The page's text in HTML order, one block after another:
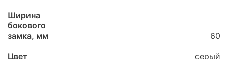
Ширина
бокового
замка, мм
60
Цвет серый